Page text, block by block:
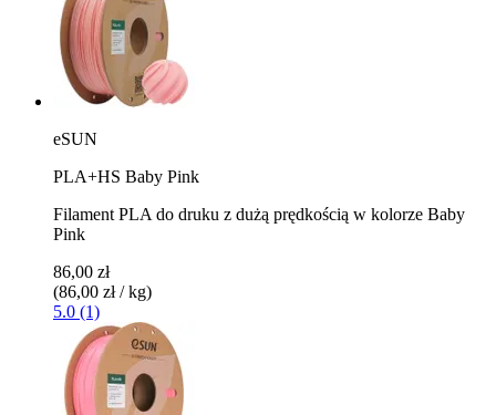
eSUN
PLA+HS Baby Pink
Filament PLA do druku z dużą prędkością w kolorze Baby
Pink
86,00 zł
(86,00 zł / kg)
5.0 (1)